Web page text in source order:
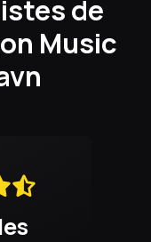
de
Music